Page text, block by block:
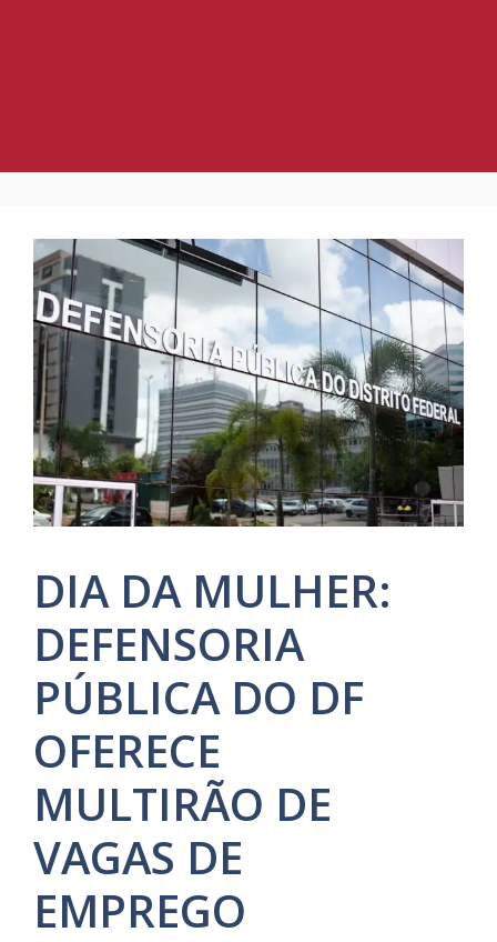
DIA DA MULHER:
DEFENSORIA
PÚBLICA DO DF
OFERECE
MULTIRÃO DE
VAGAS DE
EMPREGO